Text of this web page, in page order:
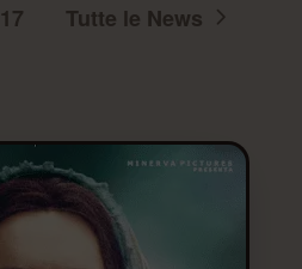
Tutte le News